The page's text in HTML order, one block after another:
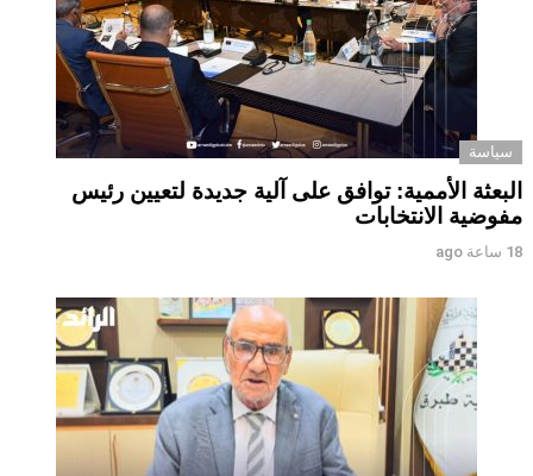
سياسة
البعثة الأممية: توافق على آلية جديدة لتعيين رئيس
مفوضية الانتخابات
18 ساعة ago